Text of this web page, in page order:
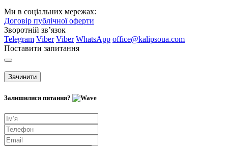
Ми в соціальних мережах:
Договір публічної оферти
Зворотній зв’язок
Telegram Viber Viber WhatsApp office@kalipsoua.com
Поставити запитання
Зачинити
Залишилися питання?